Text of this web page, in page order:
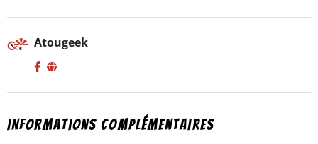
Atougeek
Informations complémentaires